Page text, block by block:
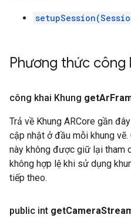
Phương thức công
công khai Khung getAr
Trả về Khung ARCore gần
cập nhật ở đầu mỗi khung
này không được giữ lại tham
không hợp lệ khi sử dụng
tiếp theo.
public int getCamera